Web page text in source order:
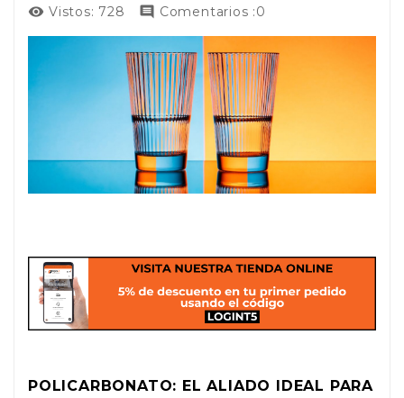
 Vistos: 728  Comentarios :0
POLICARBONATO: EL ALIADO IDEAL PARA